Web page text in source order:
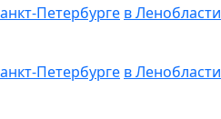
Петербурге в Ленобласти
Петербурге в Ленобласти